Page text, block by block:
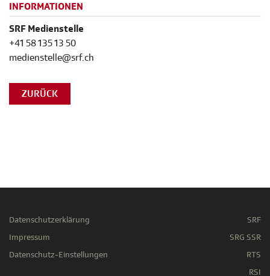
INFORMATIONEN
SRF Medienstelle
+41 58 135 13 50
medienstelle@srf.ch
ZURÜCK
Datenschutzerklärung
Impressum
Datenschutz-Einstellungen
SRF
SRG SSR
RTS
RSI